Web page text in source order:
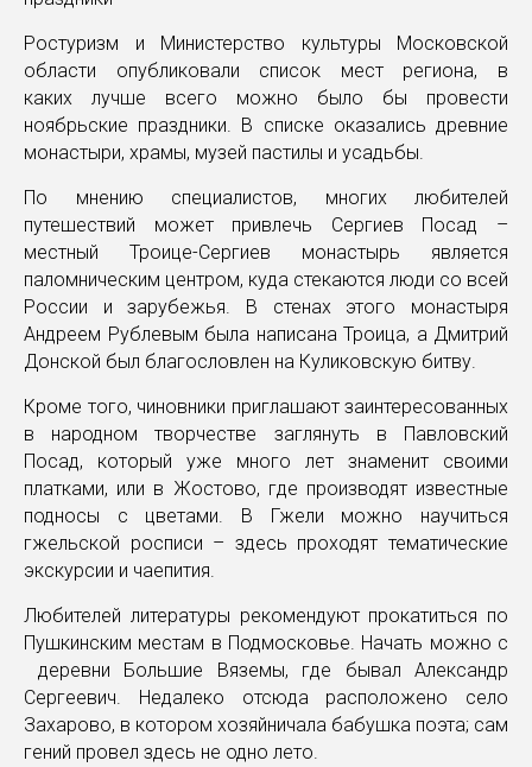
Ростуризм и Министерство культуры Московской
области опубликовали список мест региона, в
каких лучше всего можно было бы провести
ноябрьские праздники. В списке оказались древние
монастыри, храмы, музей пастилы и усадьбы.
По мнению специалистов, многих любителей
путешествий может привлечь Сергиев Посад –
местный Троице-Сергиев монастырь является
паломническим центром, куда стекаются люди со всей
России и зарубежья. В стенах этого монастыря
Андреем Рублевым была написана Троица, а Дмитрий
Донской был благословлен на Куликовскую битву.
Кроме того, чиновники приглашают заинтересованных
в народном творчестве заглянуть в Павловский
Посад, который уже много лет знаменит своими
платками, или в Жостово, где производят известные
подносы с цветами. В Гжели можно научиться
гжельской росписи – здесь проходят тематические
экскурсии и чаепития.
Любителей литературы рекомендуют прокатиться по
Пушкинским местам в Подмосковье. Начать можно с
деревни Большие Вяземы, где бывал Александр
Сергеевич. Недалеко отсюда расположено село
Захарово, в котором хозяйничала бабушка поэта; сам
гений провел здесь не одно лето.